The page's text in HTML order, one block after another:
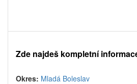
Zde najdeš kompletní
Okres: Mladá Boleslav